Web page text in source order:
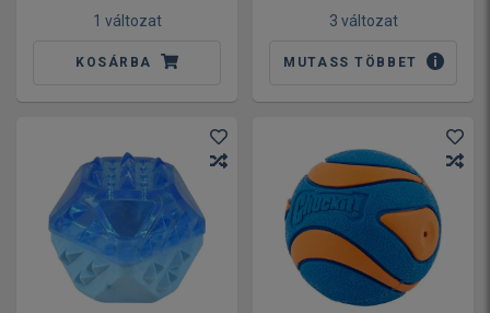
1 változat
KOSÁRBA
3 változat
MUTASS TÖBBET